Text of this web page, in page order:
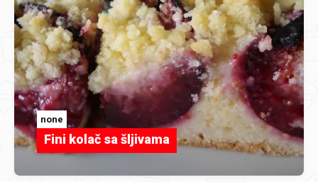
none
Fini kolač sa šljivama